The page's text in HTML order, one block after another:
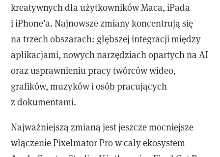
kreatywnych dla użytkowników Maca, iPada
i iPhone’a. Najnowsze zmiany koncentrują się
na trzech obszarach: głębszej integracji między
aplikacjami, nowych narzędziach opartych na AI
oraz usprawnieniu pracy twórców wideo,
grafików, muzyków i osób pracujących
z dokumentami.
Najważniejszą zmianą jest jeszcze mocniejsze
włączenie Pixelmator Pro w cały ekosystem